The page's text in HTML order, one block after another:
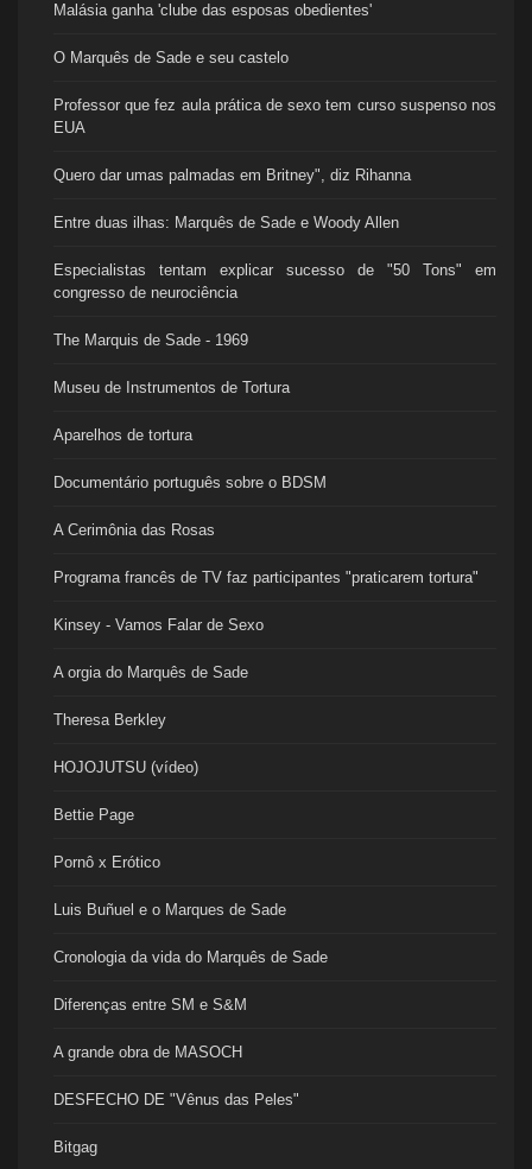
Malásia ganha 'clube das esposas obedientes'
O Marquês de Sade e seu castelo
Professor que fez aula prática de sexo tem curso suspenso nos
EUA
Quero dar umas palmadas em Britney", diz Rihanna
Entre duas ilhas: Marquês de Sade e Woody Allen
Especialistas tentam explicar sucesso de "50 Tons" em
congresso de neurociência
The Marquis de Sade - 1969
Museu de Instrumentos de Tortura
Aparelhos de tortura
Documentário português sobre o BDSM
A Cerimônia das Rosas
Programa francês de TV faz participantes "praticarem tortura"
Kinsey - Vamos Falar de Sexo
A orgia do Marquês de Sade
Theresa Berkley
HOJOJUTSU (vídeo)
Bettie Page
Pornô x Erótico
Luis Buñuel e o Marques de Sade
Cronologia da vida do Marquês de Sade
Diferenças entre SM e S&M
A grande obra de MASOCH
DESFECHO DE "Vênus das Peles"
Bitgag